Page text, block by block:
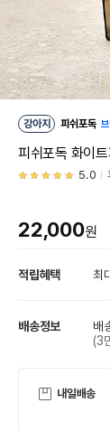
강아지 피쉬포독
피쉬포독 화이
5.0
22,000원
적립혜택 최
배송정보 배
(3
내일배송